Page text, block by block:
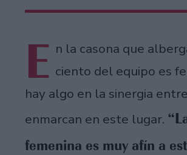
E n la casona que
ciento del equipo es
hay algo en la sinergia
enmarcan en este lugar.
femenina es muy afín a